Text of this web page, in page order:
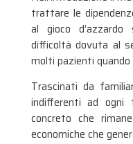
trattare le
al gioco
difficoltà dovuta al
molti pazienti quando
Trascinati da
indifferenti ad
concreto che
economiche che